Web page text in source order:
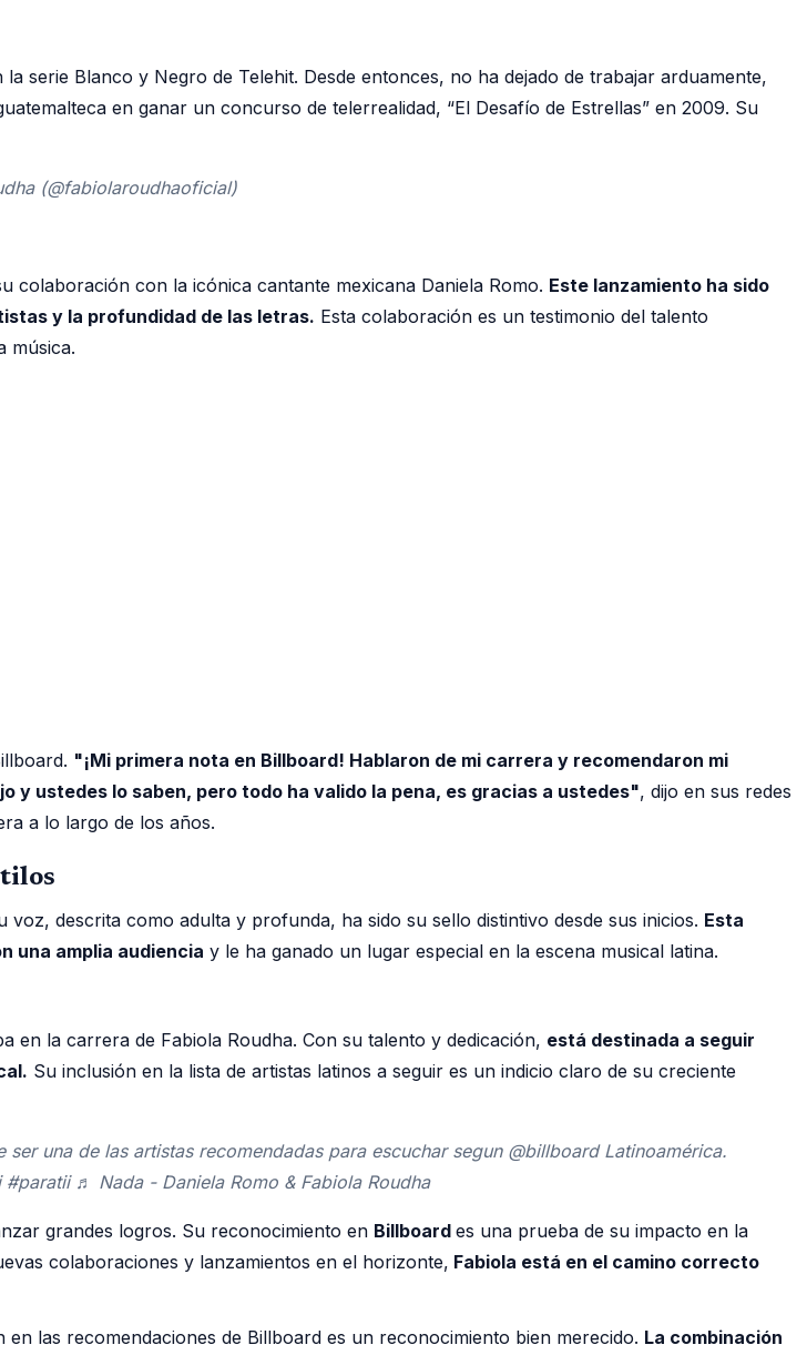
serie Blanco y Negro de Telehit. Desde entonces, no ha dejado de trabajar arduamente,
en ganar un concurso de telerrealidad, “El Desafío de Estrellas” en 2009. Su
(@fabiolaroudhaoficial)
colaboración con la icónica cantante mexicana Daniela Romo. Este lanzamiento ha sido
y la profundidad de las letras. Esta colaboración es un testimonio del talento
música.
"¡Mi primera nota en Billboard! Hablaron de mi carrera y recomendaron mi
y ustedes lo saben, pero todo ha valido la pena, es gracias a ustedes", dijo en sus redes
a lo largo de los años.
descrita como adulta y profunda, ha sido su sello distintivo desde sus inicios. Esta
una amplia audiencia y le ha ganado un lugar especial en la escena musical latina.
en la carrera de Fabiola Roudha. Con su talento y dedicación, está destinada a seguir
Su inclusión en la lista de artistas latinos a seguir es un indicio claro de su creciente
una de las artistas recomendadas para escuchar segun @billboard Latinoamérica.
♬ Nada - Daniela Romo & Fabiola Roudha
grandes logros. Su reconocimiento en Billboard es una prueba de su impacto en la
colaboraciones y lanzamientos en el horizonte, Fabiola está en el camino correcto
las recomendaciones de Billboard es un reconocimiento bien merecido. La combinación